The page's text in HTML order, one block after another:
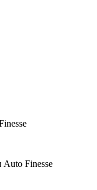
Finesse